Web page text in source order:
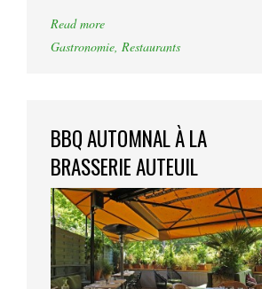
Read more
Gastronomie, Restaurants
BBQ AUTOMNAL À LA
BRASSERIE AUTEUIL